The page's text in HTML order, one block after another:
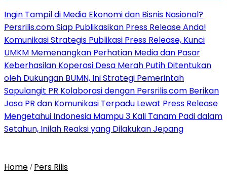
Ingin Tampil di Media Ekonomi dan Bisnis Nasional?
Persrilis.com Siap Publikasikan Press Release Anda!
Komunikasi Strategis Publikasi Press Release, Kunci
UMKM Memenangkan Perhatian Media dan Pasar
Keberhasilan Koperasi Desa Merah Putih Ditentukan
oleh Dukungan BUMN, Ini Strategi Pemerintah
Sapulangit PR Kolaborasi dengan Persrilis.com Berikan
Jasa PR dan Komunikasi Terpadu Lewat Press Release
Mengetahui Indonesia Mampu 3 Kali Tanam Padi dalam
Setahun, Inilah Reaksi yang Dilakukan Jepang
Home / Pers Rilis